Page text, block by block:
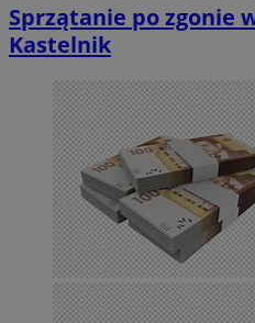
Sprzątanie po zgonie
Kastelnik